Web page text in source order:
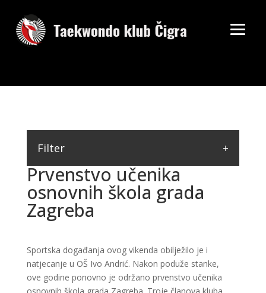
Prvenstvo učenika
osnovnih škola grada
Zagreba
Sportska događanja ovog vikenda obilježilo je i
natjecanje u OŠ Ivo Andrić. Nakon poduže stanke,
ove godine ponovno je održano prvenstvo učenika
Filter